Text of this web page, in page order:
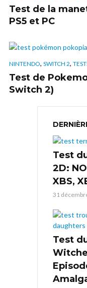
Test de la
PS5 et PC
NINTENDO, SWITCH 2,
Test de
Switch 2)
Test
2D:
XBS,
31
Test